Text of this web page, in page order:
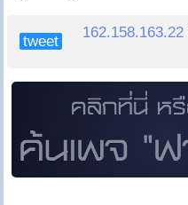
tweet
162.158.163.22